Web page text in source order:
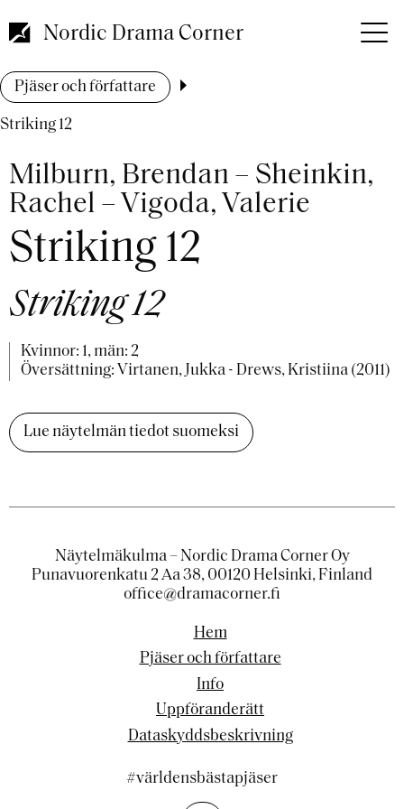
till
huvudinnehåll
Nordic Drama Corner
Länkstig
Pjäser och författare
Striking 12
Milburn, Brendan – Sheinkin,
Rachel – Vigoda, Valerie
Striking 12
Striking 12
Kvinnor: 1, män: 2
Översättning: Virtanen, Jukka - Drews, Kristiina (2011)
Lue näytelmän tiedot suomeksi
Näytelmäkulma – Nordic Drama Corner Oy
Punavuorenkatu 2 Aa 38, 00120 Helsinki, Finland
office@dramacorner.fi
Hem
Pjäser och författare
Info
Uppföranderätt
Dataskyddsbeskrivning
#världensbästapjäser